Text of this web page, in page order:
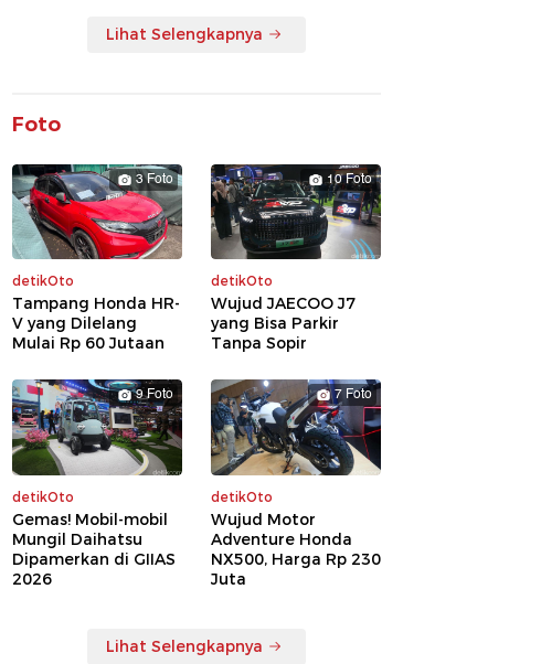
Lihat Selengkapnya
Foto
3 Foto
detikOto
Tampang Honda HR-
V yang Dilelang
Mulai Rp 60 Jutaan
10 Foto
detikOto
Wujud JAECOO J7
yang Bisa Parkir
Tanpa Sopir
9 Foto
detikOto
Gemas! Mobil-mobil
Mungil Daihatsu
Dipamerkan di GIIAS
2026
7 Foto
detikOto
Wujud Motor
Adventure Honda
NX500, Harga Rp 230
Juta
Lihat Selengkapnya